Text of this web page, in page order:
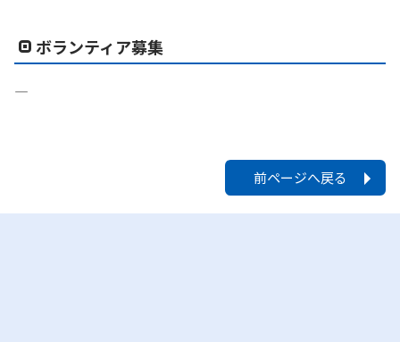
ボランティア募集
―
前ページへ戻る